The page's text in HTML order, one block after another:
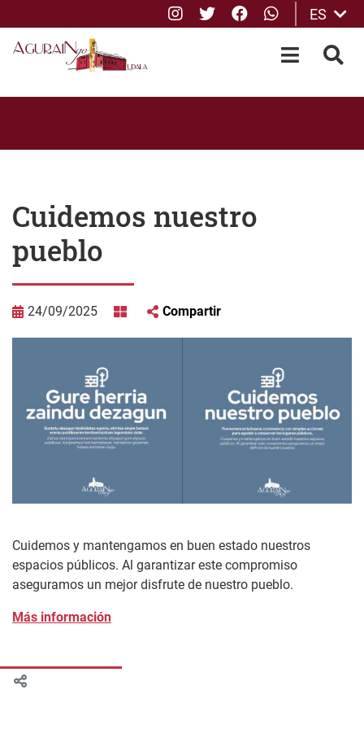
Instagram
TwitterFacebook
whatsApp
ES
OPEN-
Cuidemos nuestro
pueblo
24/09/2025 Compartir
Cuidemos y mantengamos en buen estado nuestros
espacios públicos. Al garantizar este compromiso
aseguramos un mejor disfrute de nuestro pueblo.
Más información